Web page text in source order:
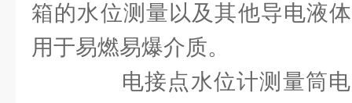
箱的水位测量以及其他导电液
用于易燃易爆介质。
电接点水位计测量筒电